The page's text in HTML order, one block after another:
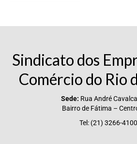
PESQUISA 6×1
Sindicato dos
Comércio do Rio
Sede: Rua André
Bairro de Fátima –
Tel: (21) 3266-4100